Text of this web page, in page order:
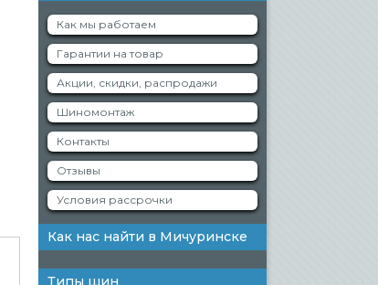
Как мы работаем
Гарантии на товар
Акции, скидки, распродажи
Шиномонтаж
Контакты
Отзывы
Условия рассрочки
Как нас найти в Мичуринске
Типы шин